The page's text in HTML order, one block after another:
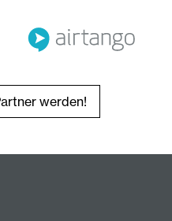
werden!